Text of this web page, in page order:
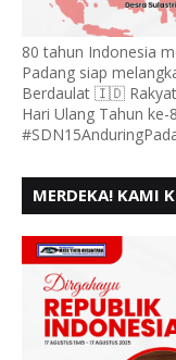
80 tahun Indonesia
Padang siap
Berdaulat 🇮🇩
Hari Ulang Tahun ke-
MERDEKA! KAMI
KE - 80